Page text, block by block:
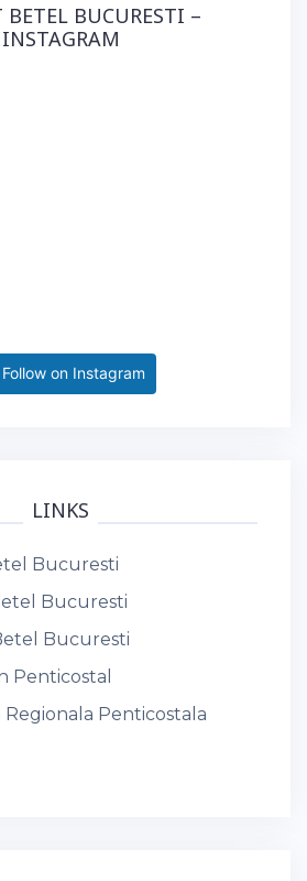
BETEL BUCURESTI –
INSTAGRAM
Follow on Instagram
LINKS
Bucuresti
Bucuresti
Bucuresti
Penticostal
Penticostala